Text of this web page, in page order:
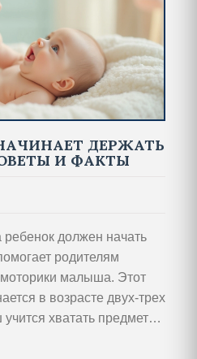
ДЕРЖАТЬ
И ФАКТЫ
ребенок должен начать
родителям
моторики малыша. Этот
в возрасте двух-трех
хватать предметы